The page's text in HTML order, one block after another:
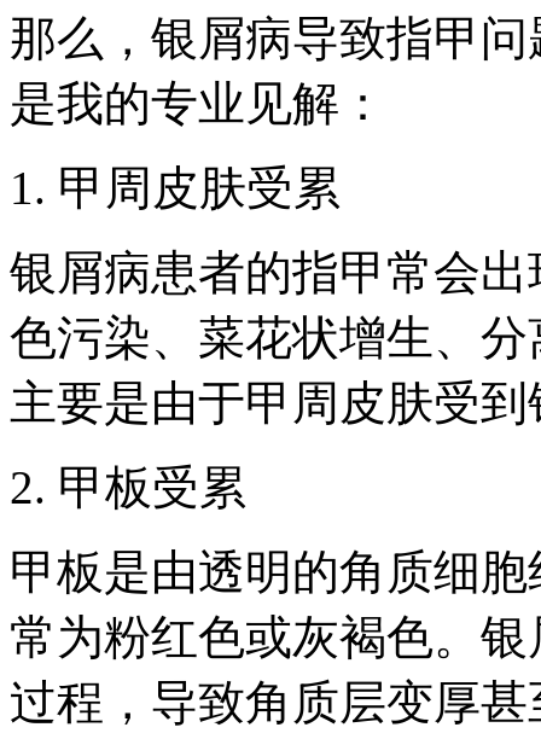
那么，银屑病导致指甲
是我的专业见解：
1. 甲周皮肤受累
银屑病患者的指甲常会
色污染、菜花状增生、
主要是由于甲周皮肤受
2. 甲板受累
甲板是由透明的角质细
常为粉红色或灰褐色。
过程，导致角质层变厚